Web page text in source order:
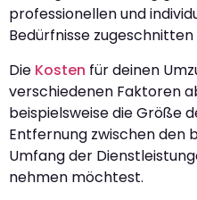
professionellen und
Bedürfnisse zugeschnitten
Die Kosten für deinen
verschiedenen Faktoren
beispielsweise die Größe
Entfernung zwischen den
Umfang der
nehmen möchtest.